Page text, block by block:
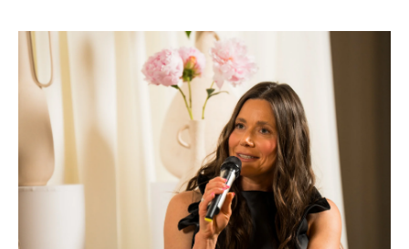
moda & ljepota